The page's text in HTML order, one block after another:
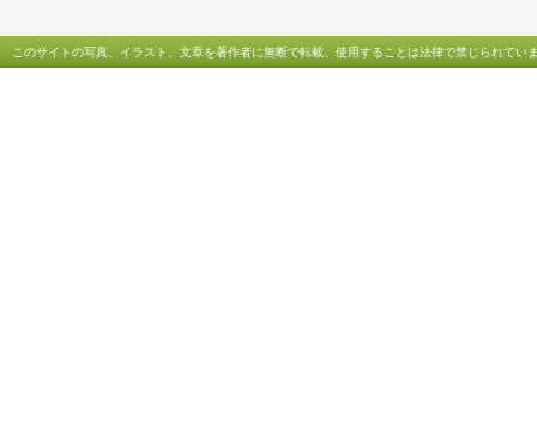
このサイトの写真、イラスト、文章を著作者に無断で転載、使用することは法律で禁じられてい